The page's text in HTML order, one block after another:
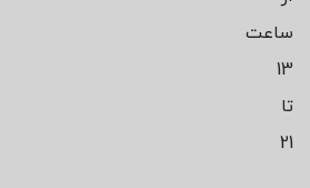
ساعت
13
تا
21